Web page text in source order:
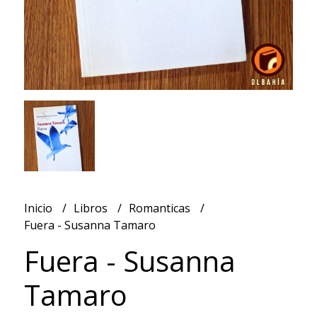
Inicio Libros
Romanticas
Fuera - Susanna Tamaro
Fuera - Susanna
Tamaro